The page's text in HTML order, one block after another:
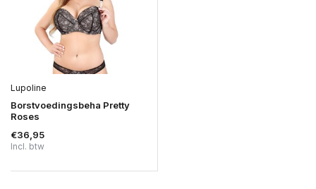
Lupoline
Borstvoedingsbeha Pretty
Roses
€36,95
Incl. btw